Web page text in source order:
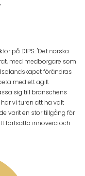
på DIPS: "Det norska
med medborgare som
förändras
med ett agilt
sig till branschens
vi turen att ha valt
varit en stor tillgång för
fortsätta innovera och